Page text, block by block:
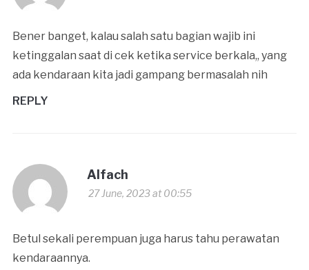
Bener banget, kalau salah satu bagian wajib ini
ketinggalan saat di cek ketika service berkala,, yang
ada kendaraan kita jadi gampang bermasalah nih
REPLY
Alfach
27 June, 2023 at 00:55
Betul sekali perempuan juga harus tahu perawatan
kendaraannya.